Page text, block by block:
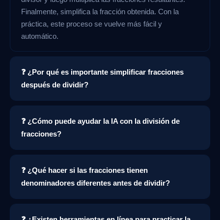
Finalmente, simplifica la fracción obtenida. Con la
práctica, este proceso se vuelve más fácil y
automático.
❓ ¿Por qué es importante simplificar fracciones
después de dividir?
❓ ¿Cómo puede ayudar la IA con la división de
fracciones?
❓ ¿Qué hacer si las fracciones tienen
denominadores diferentes antes de dividir?